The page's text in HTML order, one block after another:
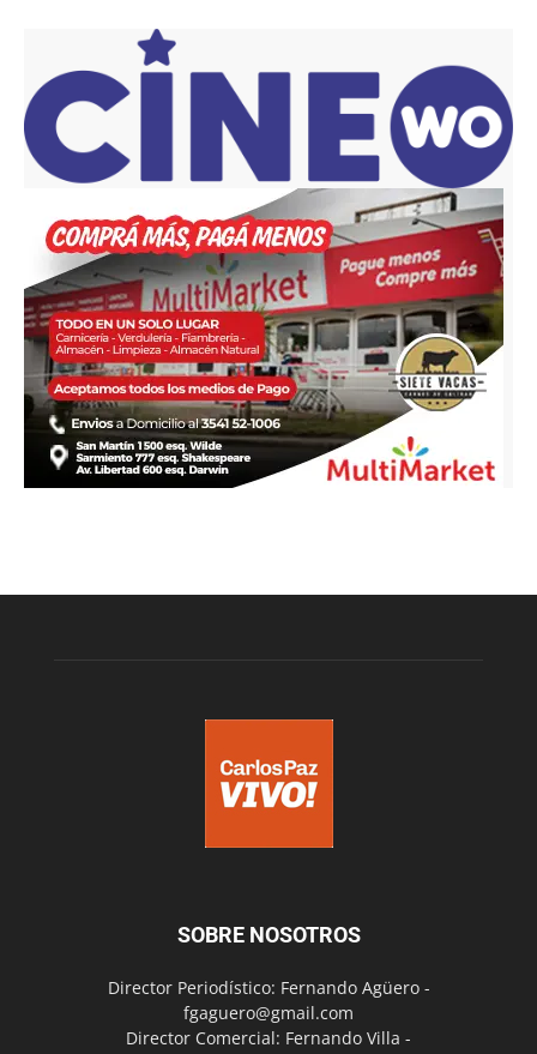
SOBRE NOSOTROS
Director Periodístico: Fernando Agüero -
fgaguero@gmail.com
Director Comercial: Fernando Villa -